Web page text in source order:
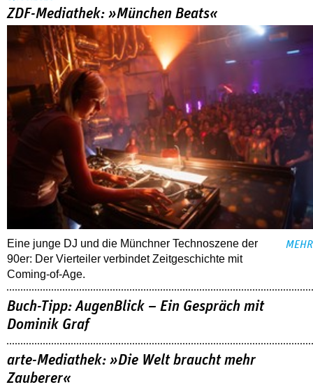
ZDF-Mediathek: »München Beats«
Eine junge DJ und die Münchner Technoszene der
90er: Der Vierteiler verbindet Zeitgeschichte mit
Coming-of-Age.
MEHR
Buch-Tipp: AugenBlick – Ein Gespräch mit
Dominik Graf
arte-Mediathek: »Die Welt braucht mehr
Zauberer«